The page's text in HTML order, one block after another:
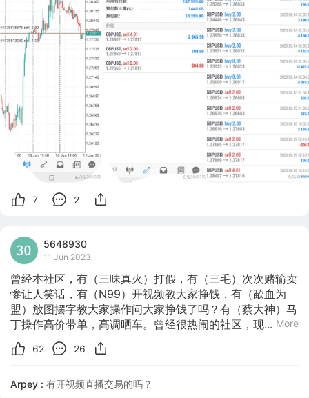
7 2
5648930
11 Jun 2023
曾经本社区，有（三味真火）打假，有（三毛）次次赌输卖
惨让人笑话，有（N99）开视频教大家挣钱，有（歃血为
盟）放图摆字教大家操作问大家挣钱了吗？有（蔡大神）马
丁操作高价带单，高调晒车。曾经很热闹的社区，现... More
62 26
Arpey : 有开视频直播交易的吗？